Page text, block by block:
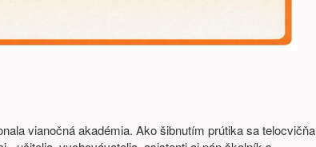
vianočná akadémia. Ako šibnutím prútika sa telocvičňa